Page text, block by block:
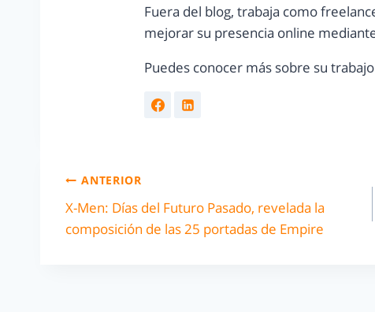
Fuera del blog, trabaja como
mejorar su presencia online
Puedes conocer más sobre su
ANTERIOR
X-Men: Días del Futuro Pasado, revelada la
composición de las 25 portadas de Empire